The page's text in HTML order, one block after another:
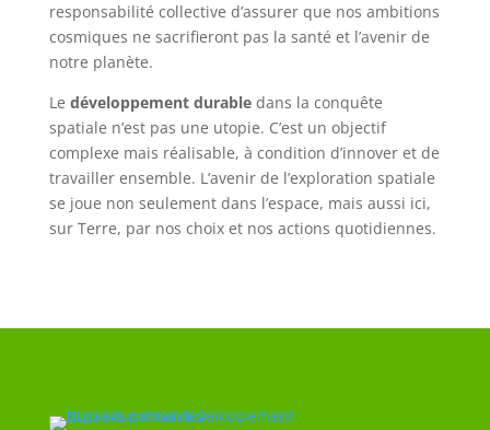
responsabilité collective d’assurer que nos ambitions
cosmiques ne sacrifieront pas la santé et l’avenir de
notre planète.
Le développement durabledans la conquête
spatiale n’est pas une utopie. C’est un objectif
complexe mais réalisable, à condition d’innover et de
travailler ensemble. L’avenir de l’exploration spatiale
se joue non seulement dans l’espace, mais aussi ici,
sur Terre, par nos choix et nos actions quotidiennes.